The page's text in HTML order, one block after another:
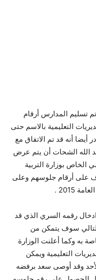
تسليم المدارس أرقام
التعليمية بالاسم حتى
أنه قد تم الاتفاق مع
الله الشحات أن يتم عرض
بوزارة التربية
على أرقام جلوسهم وعلى
2015 .
رقمه السري الذي قد
سوف يتمكن من
به وكما أعلنت الوزارة
التعليمية ويمكن
وقد أوصى سعد برفضه